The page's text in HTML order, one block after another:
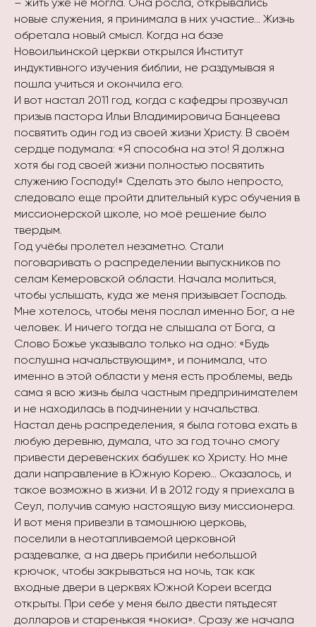
новые служения, я принимала в них участие… Жизнь
обретала новый смысл. Когда на базе
Новоильинской церкви открылся Институт
индуктивного изучения библии, не раздумывая я
пошла учиться и окончила его.
И вот настал 2011 год, когда с кафедры прозвучал
призыв пастора Ильи Владимировича Банцеева
посвятить один год из своей жизни Христу. В своём
сердце подумала: «Я способна на это! Я должна
хотя бы год своей жизни полностью посвятить
служению Господу!» Сделать это было непросто,
следовало еще пройти длительный курс обучения в
миссионерской школе, но моё решение было
твердым.
Год учёбы пролетел незаметно. Стали
поговаривать о распределении выпускников по
селам Кемеровской области. Начала молиться,
чтобы услышать, куда же меня призывает Господь.
Мне хотелось, чтобы меня послал именно Бог, а не
человек. И ничего тогда не слышала от Бога, а
Слово Божье указывало только на одно: «Будь
послушна начальствующим», и понимала, что
именно в этой области у меня есть проблемы, ведь
сама я всю жизнь была частным предпринимателем
и не находилась в подчинении у начальства.
Настал день распределения, я была готова ехать в
любую деревню, думала, что за год точно смогу
привести деревенских бабушек ко Христу. Но мне
дали направление в Южную Корею… Оказалось, и
такое возможно в жизни. И в 2012 году я приехала в
Сеул, получив самую настоящую визу миссионера.
И вот меня привезли в тамошнюю церковь,
поселили в неотапливаемой церковной
раздевалке, а на дверь прибили небольшой
крючок, чтобы закрываться на ночь, так как
входные двери в церквях Южной Кореи всегда
открыты. При себе у меня было двести пятьдесят
долларов и старенькая «нокиа». Сразу же начала